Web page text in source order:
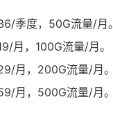
季度，50G流量/月。
月，100G流量/月。
月，200G流量/月。
月，500G流量/月。